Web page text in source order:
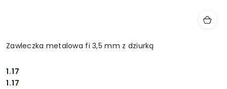
Zawleczka metalowa fi 3,5 mm z dziurką
Cena:
1.17
Cena:
1.17